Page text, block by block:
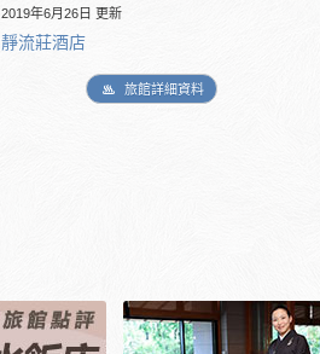
2019年6月26日 更新
靜流莊酒店
旅館詳細資料